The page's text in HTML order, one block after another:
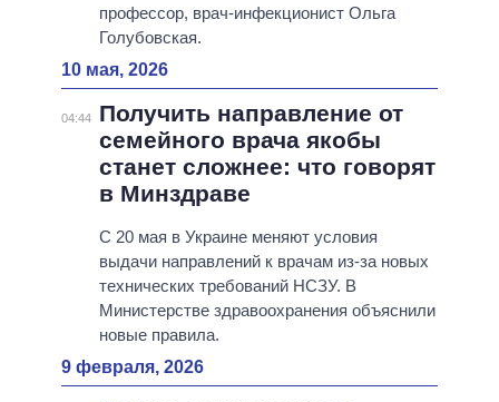
профессор, врач-инфекционист Ольга
Голубовская.
10 мая, 2026
04:44
Получить направление от
семейного врача якобы
станет сложнее: что говорят
в Минздраве
С 20 мая в Украине меняют условия
выдачи направлений к врачам из-за новых
технических требований НСЗУ. В
Министерстве здравоохранения объяснили
новые правила.
9 февраля, 2026